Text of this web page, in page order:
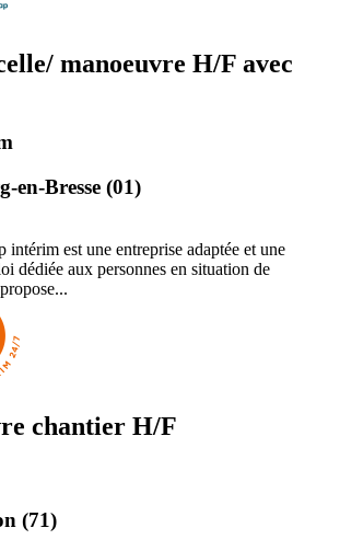
manoeuvre H/F avec
en-Bresse (01)
intérim est une entreprise adaptée et une
dédiée aux personnes en situation de
chantier H/F
(71)